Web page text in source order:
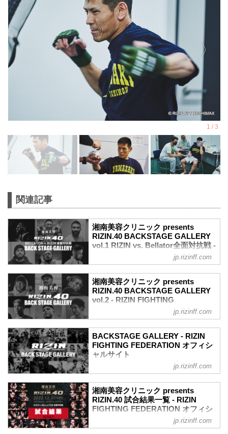
関連記事
湘南美容クリニック presents
RIZIN.40 BACKSTAGE GALLERY
vol.1 RIZIN vs. Bellator全面対抗戦 -
RIZIN FIGHTING FEDERATION オ
フィシャルサイト
戦いの裏側で選手が見せる真実の素顔を
収めた「BACKSTAGE GALLERY」
第1試合～第10試合までのvol.2はこち
第15試合／ホベルト・サトシ・ソウザ
AJ・マッキー7
ホベルト・サトシ・ソウザ7
第14試合／クレベル・コイケ vs. パトリ
パトリシオ・ピットブル5
クレベル・コイケ6
第13試合／扇久保博正 vs. 堀口恭司
堀口恭司6
扇久保博正5
第12試合／キム・スーチョル vs. フア
jp.rizinff.com
湘南美容クリニック presents
RIZIN.40 BACKSTAGE GALLERY
vol.2 - RIZIN FIGHTING
FEDERATION オフィシャルサイト
収めた「BACKSTAGE GALLERY」
第11試合〜第15試合までのvol.1（RIZIN
vs. Bellator全面対抗戦）はこちら！
パク・シウ3
第9試合／井上直樹 vs. 瀧澤謙太
井上直樹3
瀧澤謙太3
第8試合／スダリオ剛 vs. ジュニア・タフ
ァ
jp.rizinff.com
BACKSTAGE GALLERY - RIZIN
FIGHTING FEDERATION オフィシ
ャルサイト
BACKSTAGE GALLERY の記事一覧 - 格
「RIZIN FIGHTING FEDERATION」（ラ
イジン ファイティング フェデレーショ
ン）の情報・加盟団体について発信して
jp.rizinff.com
湘南美容クリニック presents
RIZIN.40 試合結果一覧 - RIZIN
FIGHTING FEDERATION オフィシ
jp.rizinff.com